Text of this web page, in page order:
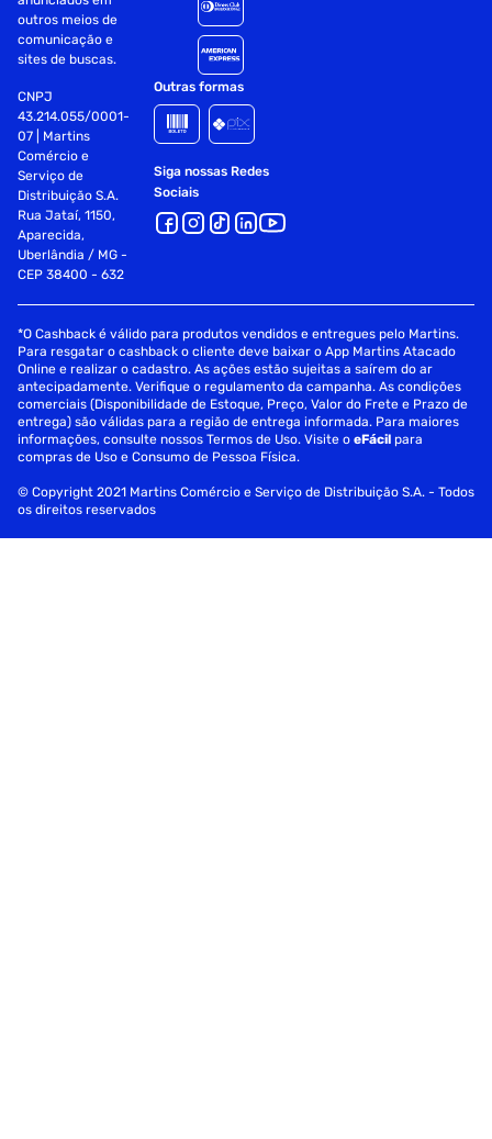
outros meios de
comunicação e
sites de buscas.
CNPJ
43.214.055/0001-
07 | Martins
Comércio e
Serviço de
Distribuição S.A.
Rua Jataí, 1150,
Aparecida,
Uberlândia / MG -
CEP 38400 - 632
Outras formas
Siga nossas Redes
Sociais
*O Cashback é válido para produtos vendidos e entregues pelo Martins.
Para resgatar o cashback o cliente deve baixar o App Martins Atacado
Online e realizar o cadastro. As ações estão sujeitas a saírem do ar
antecipadamente. Verifique o regulamento da campanha. As condições
comerciais (Disponibilidade de Estoque, Preço, Valor do Frete e Prazo de
entrega) são válidas para a região de entrega informada. Para maiores
informações, consulte nossos Termos de Uso. Visite oeFácil para
compras de Uso e Consumo de Pessoa Física.
© Copyright 2021 Martins Comércio e Serviço de Distribuição S.A. - Todos
os direitos reservados